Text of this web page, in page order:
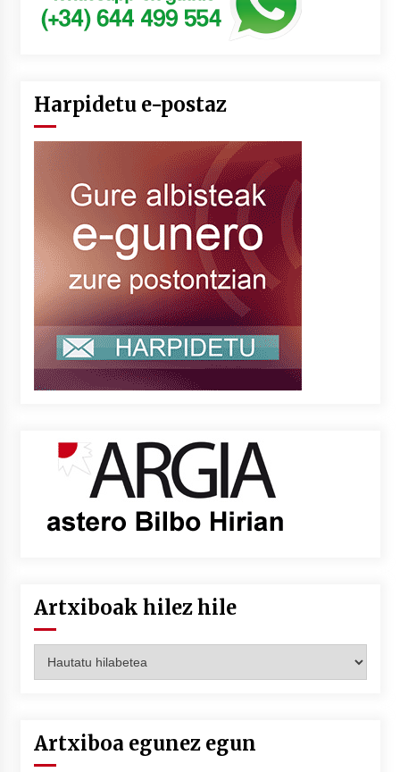
Harpidetu e-postaz
Artxiboak hilez hile
hilez
Artxiboa egunez egun